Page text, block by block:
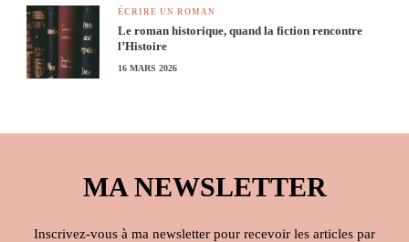
ÉCRIRE UN ROMAN
Le roman historique, quand la fiction rencontre
l’Histoire
16 MARS 2026
MA NEWSLETTER
Inscrivez-vous à ma newsletter pour recevoir les articles par